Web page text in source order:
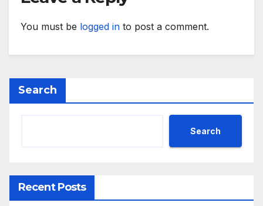
You must be logged in to post a comment.
Search
Search
Recent Posts